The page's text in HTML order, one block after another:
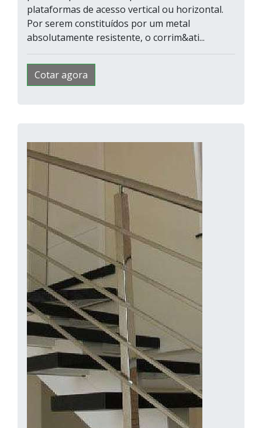
plataformas de acesso vertical ou horizontal.
Por serem constituídos por um metal
absolutamente resistente, o corrim&ati...
Cotar agora